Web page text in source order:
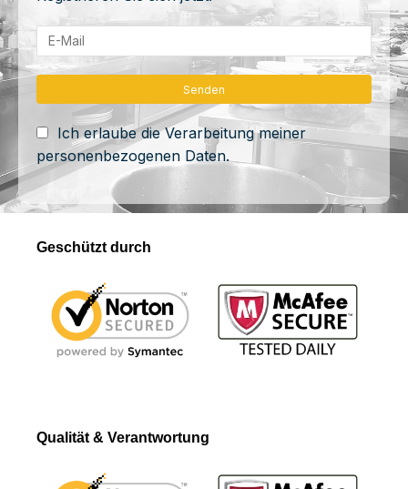
Ich erlaube die Verarbeitung meiner
personenbezogenen Daten.
Geschützt durch
Qualität & Verantwortung